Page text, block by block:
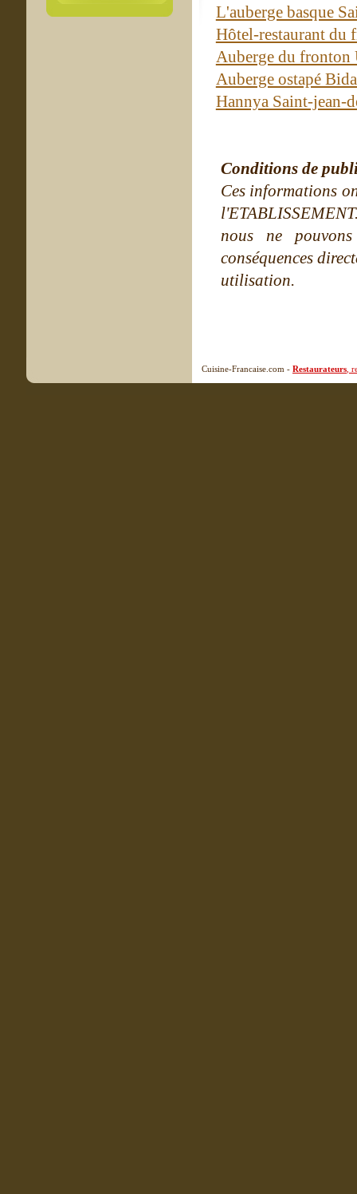
L'auberge basque
Hôtel-restaurant du
Auberge du
Auberge ostapé
Hannya Saint-jean-
Conditions de
Ces informations
nous ne
conséquences
utilisation.
Cuisine-Francaise.com - Restaurateurs ,